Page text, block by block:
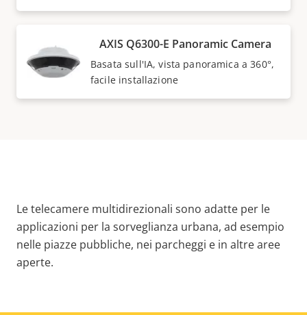
AXIS Q6300-E Panoramic Camera
Basata sull'IA, vista panoramica a 360°,
facile installazione
Le telecamere multidirezionali sono adatte per le
applicazioni per la sorveglianza urbana, ad esempio
nelle piazze pubbliche, nei parcheggi e in altre aree
aperte.